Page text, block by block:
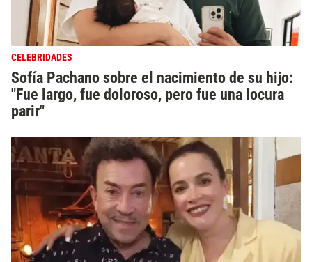
CELEBRIDADES
Sofía Pachano sobre el nacimiento de su hijo:
"Fue largo, fue doloroso, pero fue una locura
parir"